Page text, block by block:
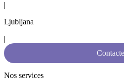
|
Ljubljana
|
Nos services